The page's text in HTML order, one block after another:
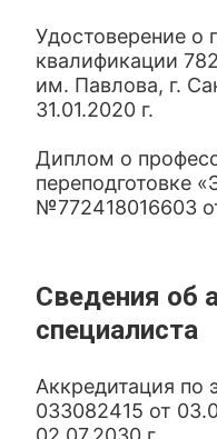
Удостоверение о
квалификации
им. Павлова, г.
31.01.2020 г.
Диплом о
переподготовке
№772418016603
Сведения об
специалиста
Аккредитация
033082415 от